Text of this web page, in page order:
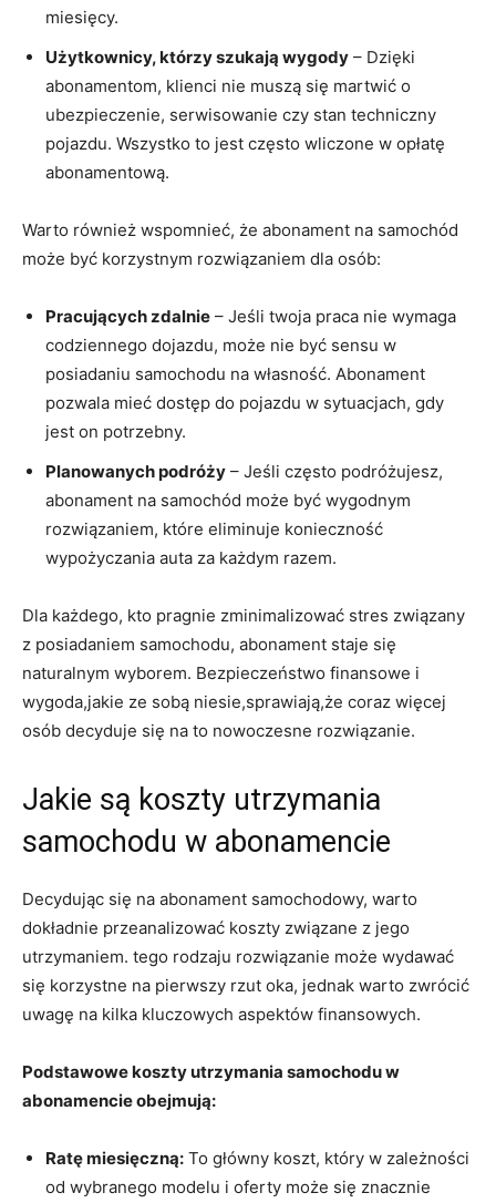
miesięcy.
Użytkownicy, którzy szukają wygody – Dzięki
abonamentom, klienci nie⁣ muszą się martwić o
ubezpieczenie, serwisowanie czy stan techniczny
pojazdu. Wszystko to jest często wliczone‌ w opłatę
abonamentową.
Warto również wspomnieć, ⁤że abonament na samochód
może być korzystnym rozwiązaniem dla osób:
Pracujących zdalnie – Jeśli twoja praca nie⁢ wymaga
codziennego dojazdu, ​może nie być ‌sensu w
posiadaniu samochodu na własność. Abonament ​
pozwala ​mieć dostęp⁢ do pojazdu w ⁢sytuacjach, gdy
jest on potrzebny.
Planowanych podróży – Jeśli często podróżujesz,
abonament na samochód może‌ być wygodnym
rozwiązaniem, ‍które eliminuje konieczność
wypożyczania auta za każdym razem.
Dla każdego, kto pragnie zminimalizować stres związany
z posiadaniem ​samochodu, abonament ‌staje się
naturalnym wyborem. ⁢Bezpieczeństwo finansowe i ​
wygoda,jakie ‌ze sobą niesie,sprawiają,że coraz więcej
‍osób‌ decyduje się na to ‌nowoczesne rozwiązanie.
Jakie są koszty ‌utrzymania
samochodu ⁣w abonamencie
Decydując się na abonament‌ samochodowy, ⁤warto
dokładnie przeanalizować‍ koszty związane z jego
utrzymaniem. tego rodzaju rozwiązanie może wydawać
się korzystne na pierwszy⁢ rzut oka, jednak warto zwrócić
uwagę na kilka kluczowych aspektów finansowych.
Podstawowe koszty⁤ utrzymania samochodu ‌w
abonamencie obejmują:
Ratę miesięczną: To ‍główny‍ koszt, który w zależności
od wybranego modelu i oferty może się znacznie